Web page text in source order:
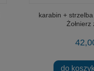
karabin + strzelba
Żołnierz
do